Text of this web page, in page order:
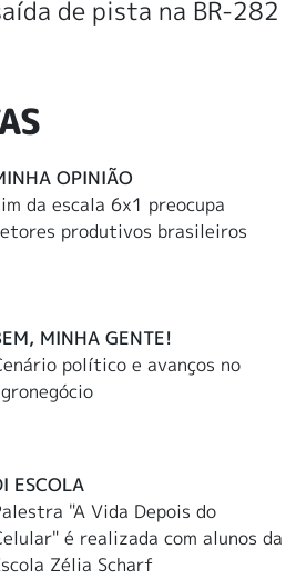
de pista na BR-282
OPINIÃO
da escala 6x1 preocupa
produtivos brasileiros
MINHA GENTE!
político e avanços no
ESCOLA
"A Vida Depois do
é realizada com alunos da
Zélia Scharf